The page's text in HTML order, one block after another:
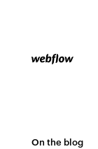
On the blog